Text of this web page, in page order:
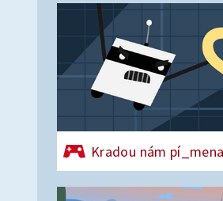
Kradou nám pí_mena